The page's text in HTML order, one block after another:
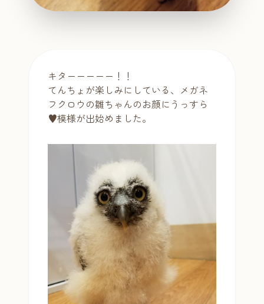
キターーーーー！！
てんちょが楽しみにしている、メガネ
フクロウの雛ちゃんのお顔にうっすら
♥模様が出始めました。